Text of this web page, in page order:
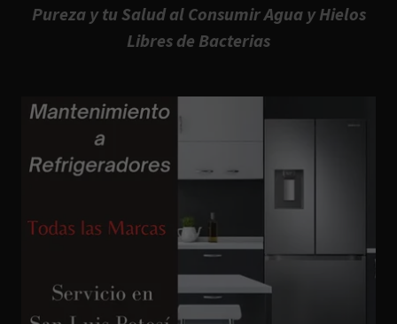
Pureza y tu Salud al Consumir Agua y Hielos
Libres de Bacterias